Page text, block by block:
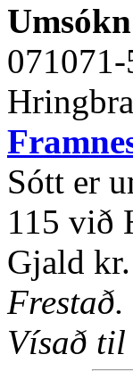
Sótt er
115 við
Gjald
Frestað.
Vísað til